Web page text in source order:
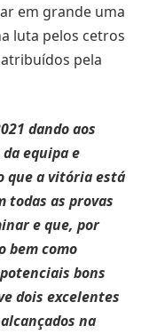
em grande uma
luta pelos cetros
pela
dando aos
equipa e
que a vitória está
todas as provas
e que, por
bem como
bons
dois excelentes
na